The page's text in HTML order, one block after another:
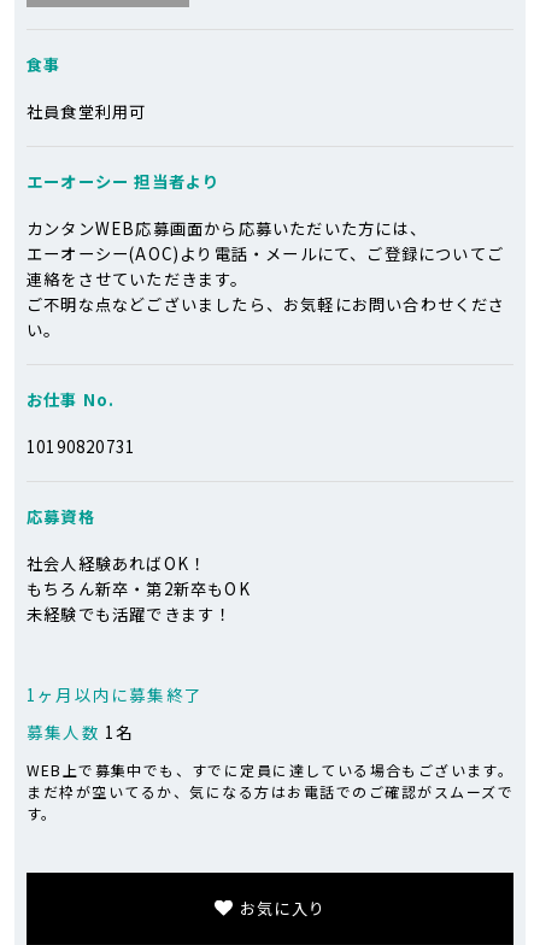
食事
社員食堂利用可
エーオーシー 担当者より
カンタンWEB応募画面から応募いただいた方には、
エーオーシー(AOC)より電話・メールにて、ご登録についてご
連絡をさせていただきます。
ご不明な点などございましたら、お気軽にお問い合わせくださ
い。
お仕事 No.
10190820731
応募資格
社会人経験あればOK！
もちろん新卒・第2新卒もOK
未経験でも活躍できます！
1ヶ月以内に募集終了
募集人数 1名
WEB上で募集中でも、すでに定員に達している場合もございます。
まだ枠が空いてるか、気になる方はお電話でのご確認がスムーズで
す。
お気に入り